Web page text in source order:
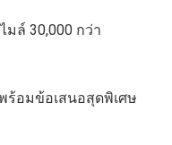
มล์ 30,000 กว่า
ร้อมข้อเสนอสุดพิเศษ